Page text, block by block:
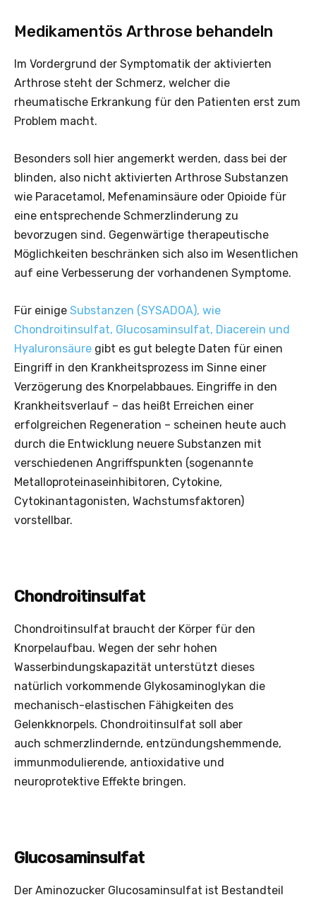
Medikamentös Arthrose behandeln
Im Vordergrund der Symptomatik der aktivierten
Arthrose steht der Schmerz, welcher die
rheumatische Erkrankung für den Patienten erst zum
Problem macht.
Besonders soll hier angemerkt werden, dass bei der
blinden, also nicht aktivierten Arthrose Substanzen
wie Paracetamol, Mefenaminsäure oder Opioide für
eine entsprechende Schmerzlinderung zu
bevorzugen sind. Gegenwärtige therapeutische
Möglichkeiten beschränken sich also im Wesentlichen
auf eine Verbesserung der vorhandenen Symptome.
Für einige Substanzen (SYSADOA), wie
Chondroitinsulfat, Glucosaminsulfat, Diacerein und
Hyaluronsäure gibt es gut belegte Daten für einen
Eingriff in den Krankheitsprozess im Sinne einer
Verzögerung des Knorpelabbaues. Eingriffe in den
Krankheitsverlauf – das heißt Erreichen einer
erfolgreichen Regeneration – scheinen heute auch
durch die Entwicklung neuere Substanzen mit
verschiedenen Angriffspunkten (sogenannte
Metalloproteinaseinhibitoren, Cytokine,
Cytokinantagonisten, Wachstumsfaktoren)
vorstellbar.
Chondroitinsulfat
Chondroitinsulfat braucht der Körper für den
Knorpelaufbau. Wegen der sehr hohen
Wasserbindungskapazität unterstützt dieses
natürlich vorkommende Glykosaminoglykan die
mechanisch-elastischen Fähigkeiten des
Gelenkknorpels. Chondroitinsulfat soll aber
auch schmerzlindernde, entzündungshemmende,
immunmodulierende, antioxidative und
neuroprotektive Effekte bringen.
Glucosaminsulfat
Der Aminozucker Glucosaminsulfat ist Bestandteil